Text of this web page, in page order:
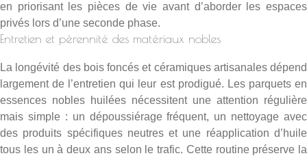
en priorisant les pièces de vie avant d’aborder les espaces
privés lors d’une seconde phase.
Entretien et pérennité des matériaux nobles
La longévité des bois foncés et céramiques artisanales dépend
largement de l’entretien qui leur est prodigué. Les parquets en
essences nobles huilées nécessitent une attention régulière
mais simple : un dépoussiérage fréquent, un nettoyage avec
des produits spécifiques neutres et une réapplication d’huile
tous les un à deux ans selon le trafic. Cette routine préserve la